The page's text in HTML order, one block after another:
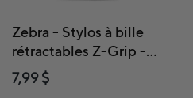
Zebra - Stylos à bille
rétractables Z-Grip -
1.0 mm - noir - paquet
de 12
7,99 $